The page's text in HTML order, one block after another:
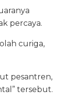
percaya.
curiga,
pesantren,
tersebut.